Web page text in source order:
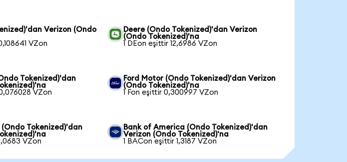
Verizon (Ondo
VZon
Deere (Ondo Tokenized)'dan Verizon
(Ondo Tokenized)'na
1 DEon eşittir 12,6986 VZon
Tokenized)'dan
VZon
Ford Motor (Ondo Tokenized)'dan Verizon
(Ondo Tokenized)'na
1 Fon eşittir 0,300997 VZon
Tokenized)'dan
VZon
Bank of America (Ondo Tokenized)'dan
Verizon (Ondo Tokenized)'na
1 BACon eşittir 1,3187 VZon